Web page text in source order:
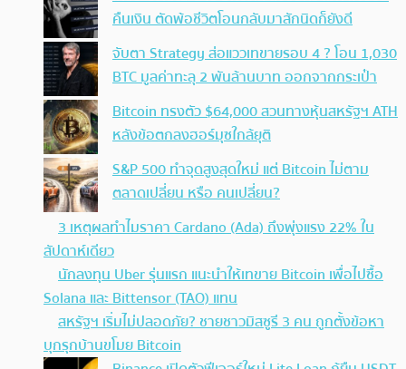
คืนเงิน ตัดพ้อชีวิตโอนกลับมาสักนิดก็ยังดี
จับตา Strategy ส่อแววเทขายรอบ 4 ? โอน 1,030
BTC มูลค่าทะลุ 2 พันล้านบาท ออกจากกระเป๋า
Bitcoin ทรงตัว $64,000 สวนทางหุ้นสหรัฐฯ ATH
หลังข้อตกลงฮอร์มุซใกล้ยุติ
S&P 500 ทำจุดสูงสุดใหม่ แต่ Bitcoin ไม่ตาม
ตลาดเปลี่ยน หรือ คนเปลี่ยน?
3 เหตุผลทำไมราคา Cardano (Ada) ถึงพุ่งแรง
22% ในสัปดาห์เดียว
นักลงทุน Uber รุ่นแรก แนะนำให้เทขาย Bitcoin เพื่อไปซื้อ
Solana และ Bittensor (TAO) แทน
สหรัฐฯ เริ่มไม่ปลอดภัย? ชายชาวมิสซูรี 3 คน ถูก
ตั้งข้อหาบุกรุกบ้านขโมย Bitcoin